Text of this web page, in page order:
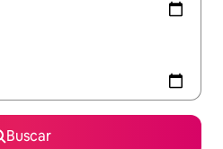
Buscar